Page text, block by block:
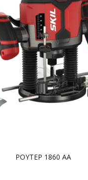
ΡΟΥΤΕΡ 1860 AA